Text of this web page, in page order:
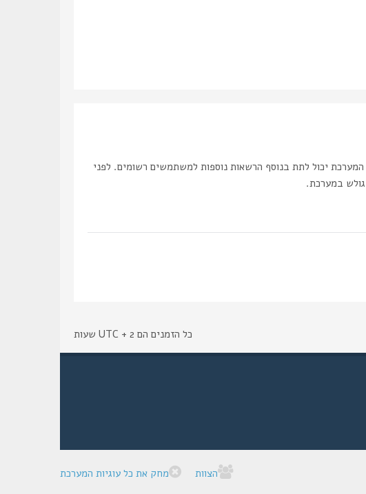
יכול לתת בנוסף הרשאות נוספות למשתמשים רשומים. לפני
במערכת.
כל הזמנים הם UTC + 2 שעות
הצוות מחק את כל עוגיות המערכת